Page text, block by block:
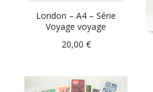
London – A4 – Série
Voyage voyage
20,00 €